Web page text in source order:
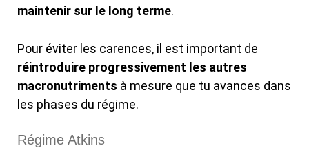
maintenir sur le long terme.
Pour éviter les carences, il est important de
réintroduire progressivement les autres
macronutriments à mesure que tu avances dans
les phases du régime.
Régime Atkins